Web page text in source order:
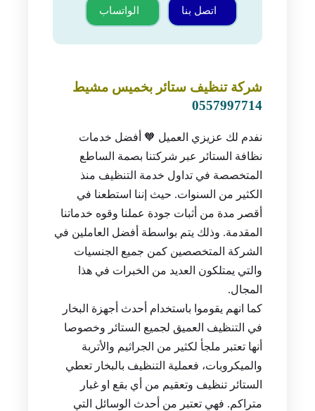
اتصل بنا الواتساب
شركة تنظيف ستائر بخميس مشيط
0557997714
نفدم لك عزيزي العميل 🧡 أفضل خدمات
نظافة الستائر عبر شركتنا بصمة الساطع
المتخصصة في تداول خدمة التنظيف منذ
الكثير من السنوات. حيث إننا استطعنا في
أقصر مدة من أثبات جودة عملنا وقوه خدماتنا
المقدمة. وذلك يتم بواسطة أفضل العاملين في
الشركة المتخصصين كمن جميع الجنسيات
والتي يمتلكون العديد من الخبرات في هذا
المجال.
كما انهم يقوموا باستخدام أحدث أجهزة البخار
في التنظيف العميق لجميع الستائر وخصوصا
أنها تعتبر ملجأ لكثير من الجراثيم والأتربة
والميكروبات، فعملية التنظيف بالبخار تعطي
الستائر تنظيف وتعقيم من أي بقع او غبار
متراكم. فهي تعتبر من أحدث الوسائل التي